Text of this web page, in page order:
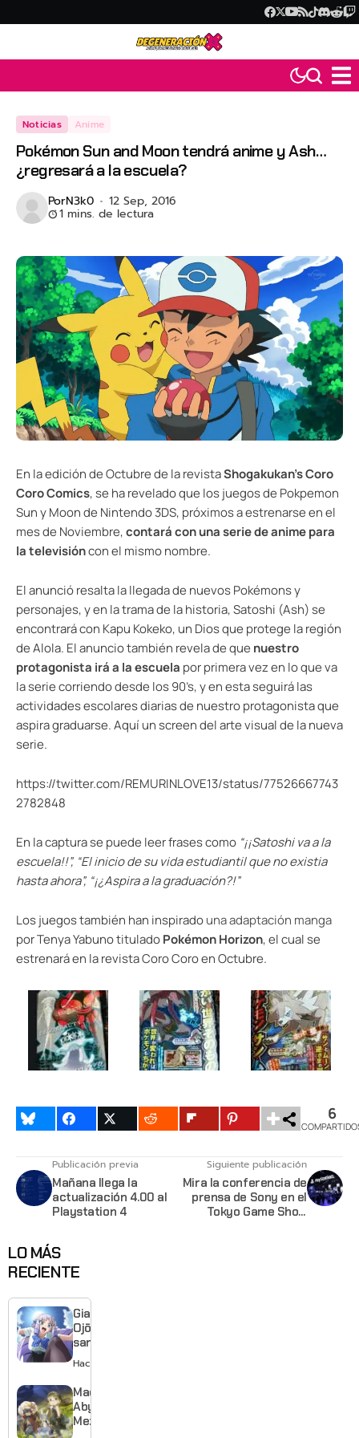
Noticias Anime
Pokémon Sun and Moon tendrá anime y Ash…
¿regresará a la escuela?
PorN3k0 12 Sep, 2016
1 mins. de lectura
En la edición de Octubre de la revistaShogakukan’s Coro
Coro Comics, se ha revelado que los juegos de Pokpemon
Sun y Moon de Nintendo 3DS, próximos a estrenarse en el
mes de Noviembre,contará con una serie de anime para
la televisióncon el mismo nombre.
El anunció resalta la llegada de nuevos Pokémons y
personajes, y en la trama de la historia, Satoshi (Ash) se
encontrará con Kapu Kokeko, un Dios que protege la región
de Alola. El anuncio también revela de que nuestro
protagonista irá a la escuela por primera vez en lo que va
la serie corriendo desde los 90’s, y en esta seguirá las
actividades escolares diarias de nuestro protagonista que
aspira graduarse. Aquí un screen del arte visual de la nueva
serie.
https://twitter.com/REMURINLOVE13/status/77526667743
2782848
En la captura se puede leer frases como “¡¡Satoshi va a la
escuela!!”, “El inicio de su vida estudiantil que no existia
hasta ahora”, “¡¿Aspira a la graduación?!”
Los juegos también han inspiradouna adaptación manga
por Tenya Yabuno tituladoPokémon Horizon, el cual se
estrenará en la revista Coro Coro en Octubre.
6
Publicación previa
Mañana llega la
actualización 4.00 al
Playstation 4
Siguiente publicación
Mira la conferencia de
prensa de Sony en el
Tokyo Game Show
LO MÁS
RECIENTE
Giant
Ojō-
sama
revela
visual y
confirma
estreno
para
enero de
Hace 1 día
Made in
Abyss:
Mezameru